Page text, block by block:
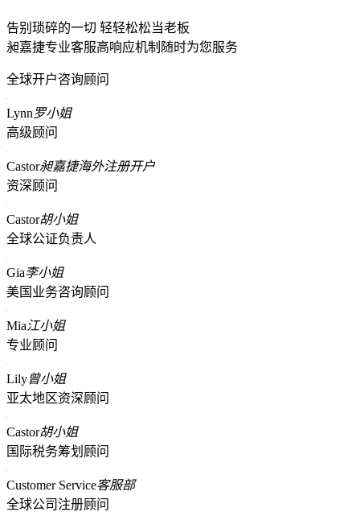
告别琐碎的一切 轻轻松松当老板
昶嘉捷专业客服高响应机制随时为您服务
全球开户咨询顾问
Lynn罗小姐
高级顾问
Castor昶嘉捷海外注册开户
资深顾问
Castor胡小姐
全球公证负责人
Gia李小姐
美国业务咨询顾问
Mia江小姐
专业顾问
Lily曾小姐
亚太地区资深顾问
Castor胡小姐
国际税务筹划顾问
Customer Service客服部
全球公司注册顾问